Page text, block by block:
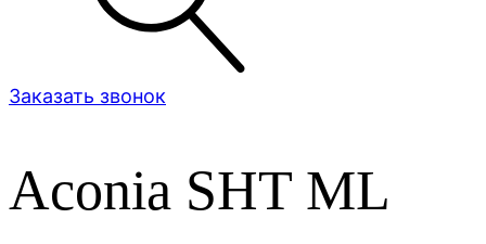
Заказать звонок
Aconia SHT ML